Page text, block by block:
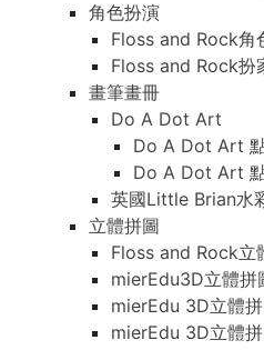
角色扮演
Floss and Rock角
Floss and Rock扮
畫筆畫冊
Do A Dot Art
Do A Dot Art
Do A Dot Art
英國Little Brian水
立體拼圖
Floss and Rock立
mierEdu3D立體拼
mierEdu 3D立體
mierEdu 3D立體